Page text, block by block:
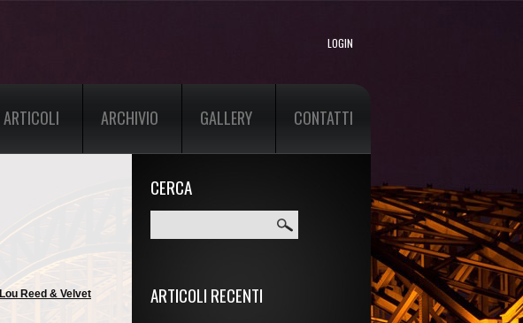
LOGIN
ARTICOLI ARCHIVIO GALLERY CONTATTI
Lou Reed & Velvet
CERCA
ARTICOLI RECENTI